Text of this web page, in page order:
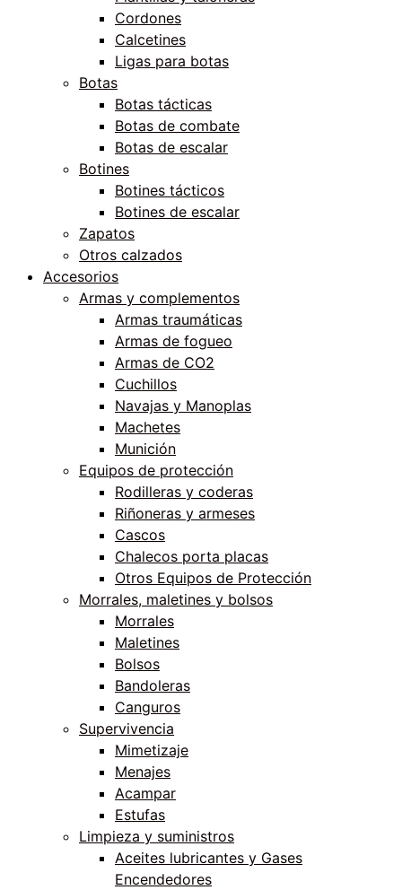
Cordones
Calcetines
Ligas para botas
Botas
Botas tácticas
Botas de combate
Botas de escalar
Botines
Botines tácticos
Botines de escalar
Zapatos
Otros calzados
Accesorios
Armas y complementos
Armas traumáticas
Armas de fogueo
Armas de CO2
Cuchillos
Navajas y Manoplas
Machetes
Munición
Equipos de protección
Rodilleras y coderas
Riñoneras y armeses
Cascos
Chalecos porta placas
Otros Equipos de Protección
Morrales, maletines y bolsos
Morrales
Maletines
Bolsos
Bandoleras
Canguros
Supervivencia
Mimetizaje
Menajes
Acampar
Estufas
Limpieza y suministros
Aceites lubricantes y Gases
Encendedores